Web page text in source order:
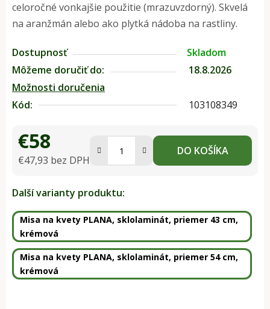
celoročné vonkajšie použitie (mrazuvzdorný). Skvelá
na aranžmán alebo ako plytká nádoba na rastliny.
Dostupnosť
Skladom
Môžeme doručiť do:
18.8.2026
Možnosti doručenia
Kód:
103108349
€58
€47,93 bez DPH
DO KOŠÍKA
Další varianty produktu:
Misa na kvety PLANA, sklolaminát, priemer 43 cm,
krémová
Misa na kvety PLANA, sklolaminát, priemer 54 cm,
krémová